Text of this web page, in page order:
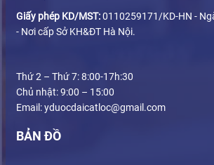
Giấy phép KD/MST:0110259171/KD-HN -
- Nơi cấp Sở KH&ĐT Hà Nội.
Thứ 2 – Thứ 7: 8:00-17h:30
Chủ nhật: 9:00 – 15:00
Email: yduocdaicatloc@gmail.com
BẢN ĐỒ